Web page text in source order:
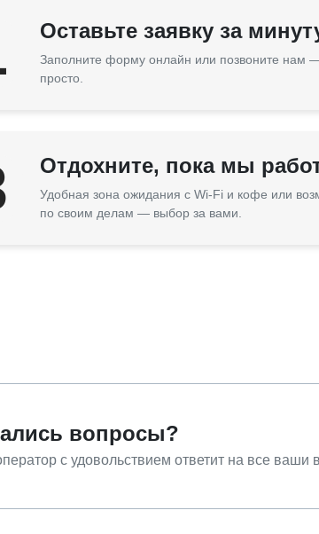
Оставьте заявку за
Заполните форму онлайн или позвоните нам
просто.
Отдохните, пока мы
Удобная зона ожидания с Wi-Fi и кофе или
по своим делам — выбор за вами.
вопросы?
с удовольствием ответит на все ваши